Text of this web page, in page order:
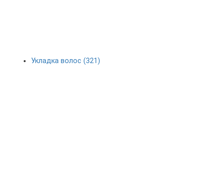
Укладка волос (321)